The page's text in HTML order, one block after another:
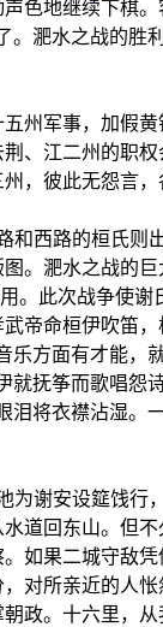
色地继续下棋
淝水之战的胜
州军事，加假
、江二州的职
，彼此无怨言
西路的桓氏则
。淝水之战的
此次战争使谢
帝命桓伊吹笛
方面有才能，
抚筝而歌唱怨
将衣襟沾湿。
谢安设筵饯行
道回东山。但
如果二城守敌
对所亲近的人
政。十六里，